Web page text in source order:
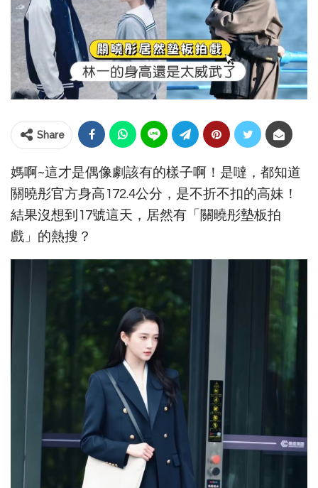
Share
媽啊~這才是偶像劇該有的樣子啊！是噠，都知道
關曉彤官方身高172.4公分，是不折不扣的高妹！
結果沒想到17號這天，居然有「關曉彤墊板拍
戲」的熱搜？